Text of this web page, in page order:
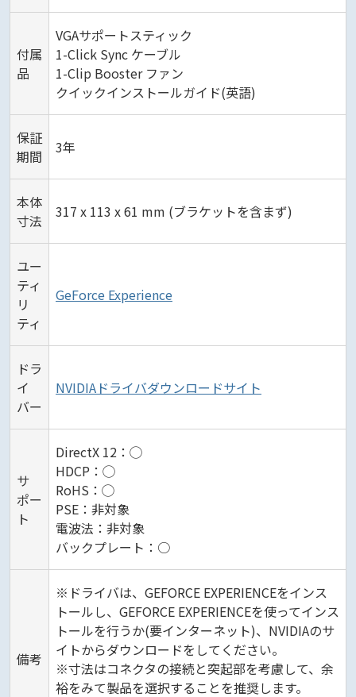
付属
品
VGAサポートスティック
1-Click Sync ケーブル
1-Clip Booster ファン
クイックインストールガイド(英語)
保証
期間
3年
本体
寸法
317 x 113 x 61 mm (ブラケットを含まず)
ユー
ティ
リ
ティ
GeForce Experience
ドラ
イ
バー
NVIDIAドライバダウンロードサイト
サ
ポー
ト
DirectX 12：◯
HDCP：◯
RoHS：◯
PSE：非対象
電波法：非対象
バックプレート：○
備考
※ドライバは、GEFORCE EXPERIENCEをインス
トールし、GEFORCE EXPERIENCEを使ってインス
トールを行うか(要インターネット)、NVIDIAのサ
イトからダウンロードをしてください。
※寸法はコネクタの接続と突起部を考慮して、余
裕をみて製品を選択することを推奨します。